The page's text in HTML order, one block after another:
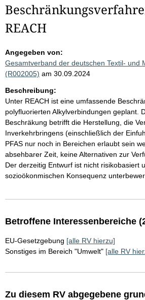
REACH
Angegeben von:
Gesamtverband der deutschen Textil- und
(R002005) am 30.09.2024
Beschreibung:
Unter REACH ist eine umfassende
polyfluorierten Alkylverbindungen geplant.
Beschräkung betrifft die Herstellung, die
Inverkehrbringens (einschließlich der
PFAS nur noch in Bereichen erlaubt sein
absehbarer Zeit, keine Alternativen zur
Der derzeitig Entwurf ist nicht risikobasiert
sozioökonmischen Konsequenz
Betroffene Interessenbereiche
EU-Gesetzgebung [alle RV hierzu]
Sonstiges im Bereich "Umwelt" [alle RV
Zu diesem RV abgegebene